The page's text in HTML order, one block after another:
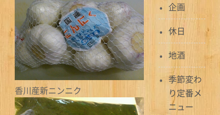
香川産新ニンニク
企画
休日
地酒
季節変わ
り定番メ
ニュー